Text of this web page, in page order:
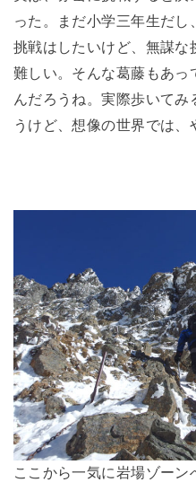
った。まだ小学三年生だし
挑戦はしたいけど、無謀な
難しい。そんな葛藤もあっ
んだろうね。実際歩いてみ
うけど、想像の世界では、
ここから一気に岩場ゾー